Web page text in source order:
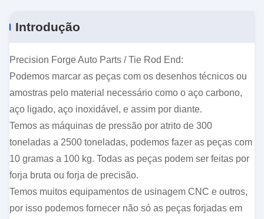
Introdução
Precision Forge Auto Parts / Tie Rod End:
Podemos marcar as peças com os desenhos técnicos ou
amostras pelo material necessário como o aço carbono,
aço ligado, aço inoxidável, e assim por diante.
Temos as máquinas de pressão por atrito de 300
toneladas a 2500 toneladas, podemos fazer as peças com
10 gramas a 100 kg. Todas as peças podem ser feitas por
forja bruta ou forja de precisão.
Temos muitos equipamentos de usinagem CNC e outros,
por isso podemos fornecer não só as peças forjadas em